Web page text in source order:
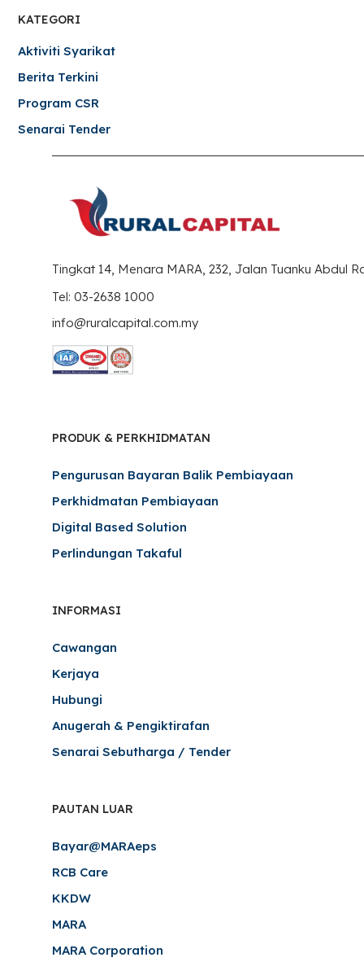
KATEGORI
Aktiviti Syarikat
Berita Terkini
Program CSR
Senarai Tender
Tingkat 14, Menara MARA, 232, Jalan Tuanku Abdul
Tel: 03-2638 1000
info@ruralcapital.com.my
PRODUK & PERKHIDMATAN
Pengurusan Bayaran Balik Pembiayaan
Perkhidmatan Pembiayaan
Digital Based Solution
Perlindungan Takaful
INFORMASI
Cawangan
Kerjaya
Hubungi
Anugerah & Pengiktirafan
Senarai Sebutharga / Tender
PAUTAN LUAR
Bayar@MARAeps
RCB Care
KKDW
MARA
MARA Corporation